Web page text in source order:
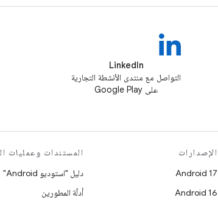
LinkedIn
التواصل مع منتدى الأنشطة التجارية
على Google Play
الإصدارات
Android 17
Android 16
المستندات وعمليات
دليل "استوديو Android"
أدلّة المطورين